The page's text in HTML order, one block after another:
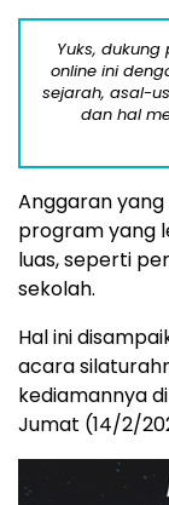
Yuks,
online ini
sejarah, asal-
dan hal
Anggaran
program yang
luas, seperti
sekolah.
Hal ini
acara
kediamannya
Jumat (14/2/